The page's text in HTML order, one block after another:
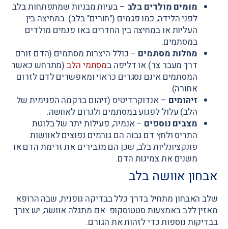
מומים מולדים בלב – בעיות מבניות שמתפתחות בלב
לפני הלידה, כמו פגמים ("חורים" בלב) במחיצה בין
העליות או במחיצה בין החדרים באו פגמים מולדים
במסתמים.
מחלות מסתמים – כולל היצרות מסתמים (הדם זורם
דרך מעבר צר) או דליפה במסתמי הלב(מתרחש כאשר
המסתמים אינם נסגרים כראוי ומאפשרים לדם לזרום
אחורה).
זיהומים – אנדוקרדיטיס (זיהום ברקמה הפנימית של
הלב) עלול לפגוע במסתמים ולגרום לאוושה.
מצבים נוספים –אנמיה, פעילות יתר של בלוטת
התריס ולחץ דם גבוה הם גורמים נפוצים לאוושות
פונקציונליות בלב, שכן הם מגבירים את זרימת הדם או
משנים את צמיגות הדם.
אבחון אוושה בלב
שלב האבחון מתחיל בדרך כלל בבדיקה גופנית, שבה הרופא
מאזין ללב באמצעות סטטוסקופ. אם מתגלה אוושה, יש צורך
בבדיקות נוספות כדי לזהות את הגורם.